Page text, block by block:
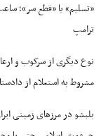
«تسلیم» یا «قطع سر»؛
ترامپ
نوع دیگری از سرکوب و
مشروط به استعلام از
بلبشو در مرزهای زمینی